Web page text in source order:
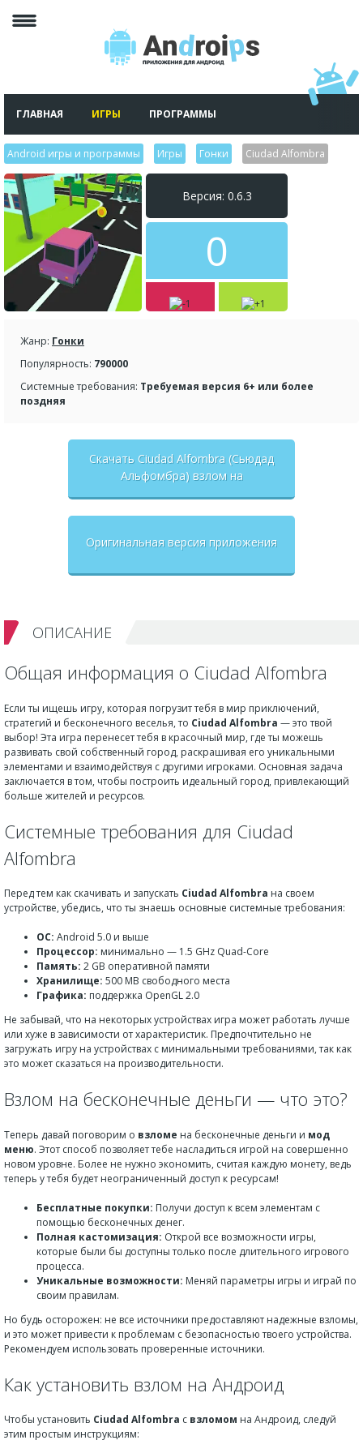
ГЛАВНАЯ ИГРЫ ПРОГРАММЫ
Android игры и программы Игры Гонки Ciudad Alfombra
Версия: 0.6.3
0
Жанр: Гонки
Популярность: 790000
Системные требования: Требуемая версия 6+ или более
поздняя
Скачать Ciudad Alfombra (Сьюдад
Альфомбра) взлом на
Оригинальная версия приложения
ОПИСАНИЕ
Общая информация о Ciudad Alfombra
Если ты ищешь игру, которая погрузит тебя в мир приключений,
стратегий и бесконечного веселья, то Ciudad Alfombra — это твой
выбор! Эта игра перенесет тебя в красочный мир, где ты можешь
развивать свой собственный город, раскрашивая его уникальными
элементами и взаимодействуя с другими игроками. Основная задача
заключается в том, чтобы построить идеальный город, привлекающий
больше жителей и ресурсов.
Системные требования для Ciudad
Alfombra
Перед тем как скачивать и запускать Ciudad Alfombra на своем
устройстве, убедись, что ты знаешь основные системные требования:
ОС: Android 5.0 и выше
Процессор: минимально — 1.5 GHz Quad-Core
Память: 2 GB оперативной памяти
Хранилище: 500 MB свободного места
Графика: поддержка OpenGL 2.0
Не забывай, что на некоторых устройствах игра может работать лучше
или хуже в зависимости от характеристик. Предпочтительно не
загружать игру на устройствах с минимальными требованиями, так как
это может сказаться на производительности.
Взлом на бесконечные деньги — что это?
Теперь давай поговорим о взломе на бесконечные деньги и мод
меню. Этот способ позволяет тебе насладиться игрой на совершенно
новом уровне. Более не нужно экономить, считая каждую монету, ведь
теперь у тебя будет неограниченный доступ к ресурсам!
Бесплатные покупки: Получи доступ к всем элементам с
помощью бесконечных денег.
Полная кастомизация: Открой все возможности игры,
которые были бы доступны только после длительного игрового
процесса.
Уникальные возможности: Меняй параметры игры и играй по
своим правилам.
Но будь осторожен: не все источники предоставляют надежные взломы,
и это может привести к проблемам с безопасностью твоего устройства.
Рекомендуем использовать проверенные источники.
Как установить взлом на Андроид
Чтобы установить Ciudad Alfombra с взломом на Андроид, следуй
этим простым инструкциям: